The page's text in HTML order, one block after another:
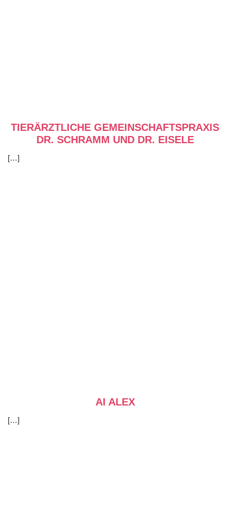
TIERÄRZTLICHE GEMEINSCHAFTSPRAXIS
DR. SCHRAMM UND DR. EISELE
[…]
AI ALEX
[…]